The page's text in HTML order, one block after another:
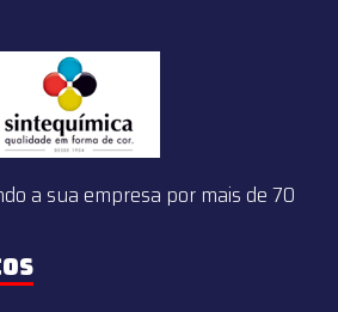
a sua empresa por mais de 70